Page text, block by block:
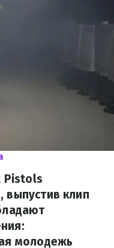
Pistols
выпустив клип
молодежь